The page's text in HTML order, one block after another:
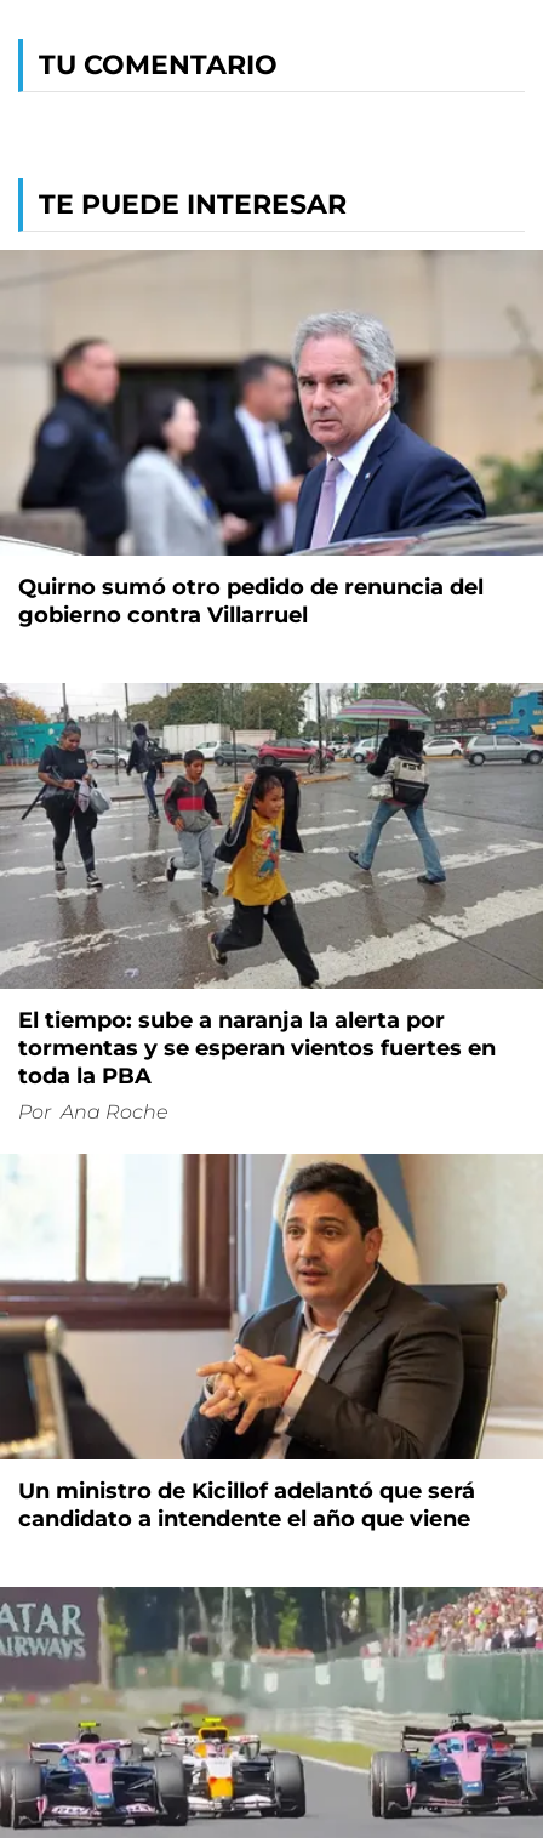
TU COMENTARIO
TE PUEDE INTERESAR
Quirno sumó otro pedido de renuncia del
gobierno contra Villarruel
El tiempo: sube a naranja la alerta por
tormentas y se esperan vientos fuertes en
toda la PBA
Por Ana Roche
Un ministro de Kicillof adelantó que será
candidato a intendente el año que viene